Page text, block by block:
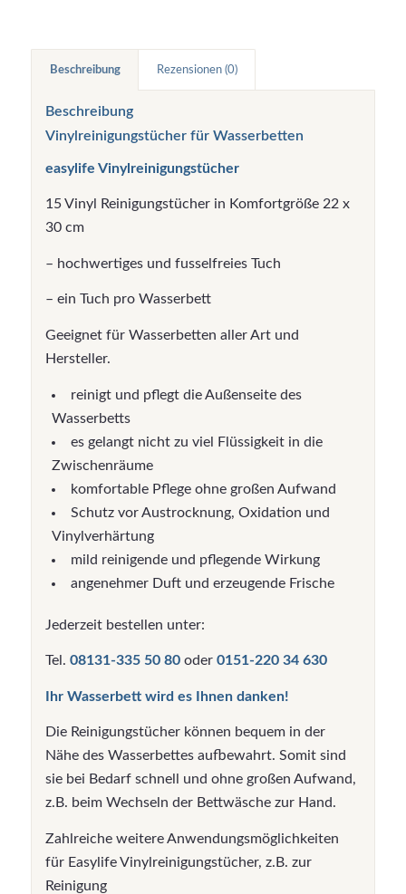
Beschreibung Rezensionen (0)
Beschreibung
Vinylreinigungstücher für Wasserbetten
easylife Vinylreinigungstücher
15 Vinyl Reinigungstücher in Komfortgröße 22 x
30 cm
– hochwertiges und fusselfreies Tuch
– ein Tuch pro Wasserbett
Geeignet für Wasserbetten aller Art und
Hersteller.
reinigt und pflegt die Außenseite des
Wasserbetts
es gelangt nicht zu viel Flüssigkeit in die
Zwischenräume
komfortable Pflege ohne großen Aufwand
Schutz vor Austrocknung, Oxidation und
Vinylverhärtung
mild reinigende und pflegende Wirkung
angenehmer Duft und erzeugende Frische
Jederzeit bestellen unter:
Tel. 08131-335 50 80oder 0151-220 34 630
Ihr Wasserbett wird es Ihnen danken!
Die Reinigungstücher können bequem in der
Nähe des Wasserbettes aufbewahrt. Somit sind
sie bei Bedarf schnell und ohne großen Aufwand,
z.B. beim Wechseln der Bettwäsche zur Hand.
Zahlreiche weitere Anwendungsmöglichkeiten
für Easylife Vinylreinigungstücher, z.B. zur
Reinigung